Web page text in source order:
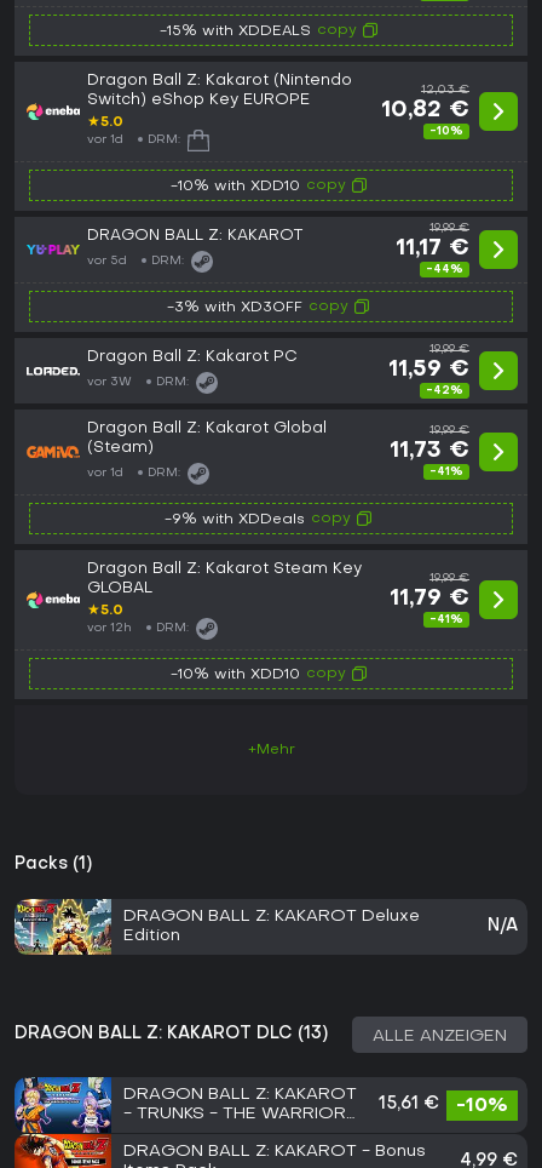
-15% with XDDEALS copy
Dragon Ball Z: Kakarot (Nintendo
Switch) eShop Key EUROPE
★5.0
vor 1d DRM:
12,03 €
10,82 €
-10%
-10% with XDD10 copy
DRAGON BALL Z: KAKAROT
vor 5d DRM:
19,99 €
11,17 €
-44%
-3% with XD3OFF copy
Dragon Ball Z: Kakarot PC
vor 3W DRM:
19,99 €
11,59 €
-42%
Dragon Ball Z: Kakarot Global
(Steam)
vor 1d DRM:
19,99 €
11,73 €
-41%
-9% with XDDeals copy
Dragon Ball Z: Kakarot Steam Key
GLOBAL
★5.0
vor 12h DRM:
19,99 €
11,79 €
-41%
-10% with XDD10 copy
+Mehr
Packs (1)
DRAGON BALL Z: KAKAROT Deluxe
Edition
N/A
DRAGON BALL Z: KAKAROT DLC (13) ALLE ANZEIGEN
DRAGON BALL Z: KAKAROT
- TRUNKS - THE WARRIOR
15,61 € -10%
DRAGON BALL Z: KAKAROT - Bonus
4,99 €